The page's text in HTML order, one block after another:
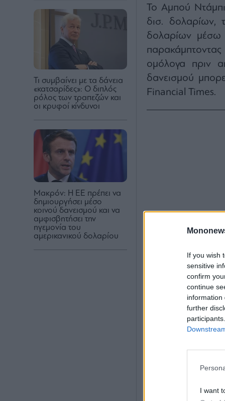
If you wish
sensitive
confirm
continue
information
further
I want
Τι συμβαίνει με τα δάνεια
«κατσαρίδες»: Ο διπλός
ρόλος των τραπεζών και
οι κρυφοί κίνδυνοι
Μακρόν: Η ΕΕ πρέπει να
δημιουργήσει μέσο
κοινού δανεισμού και να
αμφισβητήσει την
ηγεμονία του
αμερικανικού δολαρίου
Το Αμπού
δισ. δολαρίων,
δολαρίων μέσω
ομόλογα πριν
δανεισμού
Financial Times.